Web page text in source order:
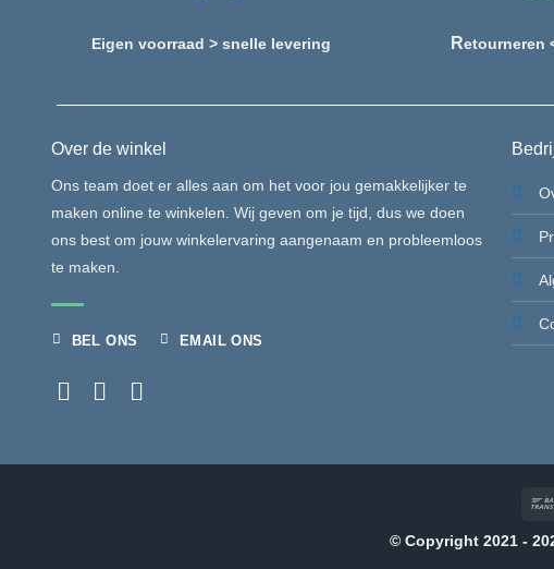
Eigen voorraad > snelle levering Retourneren
Over de winkel
Ons team doet er alles aan om het voor jou gemakkelijker te
maken online te winkelen. Wij geven om je tijd, dus we doen
ons best om jouw winkelervaring aangenaam en probleemloos
te maken.
BEL ONS EMAIL ONS
© Copyright 2021 -